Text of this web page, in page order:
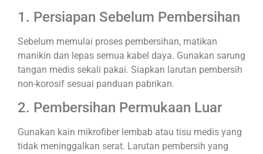
1. Persiapan Sebelum Pembersihan
Sebelum memulai proses pembersihan, matikan
manikin dan lepas semua kabel daya. Gunakan sarung
tangan medis sekali pakai. Siapkan larutan pembersih
non-korosif sesuai panduan pabrikan.
2. Pembersihan Permukaan Luar
Gunakan kain mikrofiber lembab atau tisu medis yang
tidak meninggalkan serat. Larutan pembersih yang